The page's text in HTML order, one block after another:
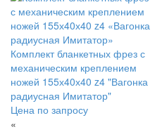
Комплект бланкетных фрез с
механическим креплением
ножей 155х40х40 z4 "Вагонка
радиусная Имитатор"
Цена по запросу
«